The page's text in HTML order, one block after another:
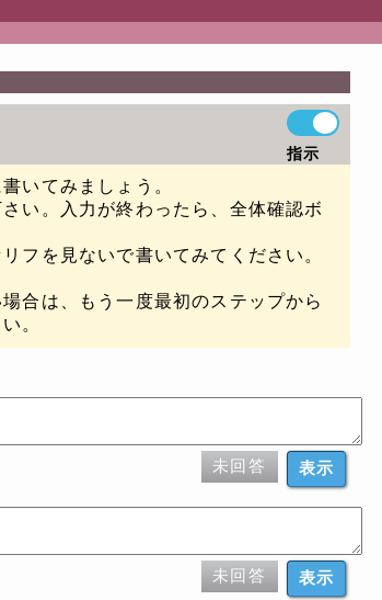
指示
いてみましょう。
い。入力が終わったら、全体確認ボ
フを見ないで書いてみてください。
合は、もう一度最初のステップから
。
未回答 表示
未回答 表示